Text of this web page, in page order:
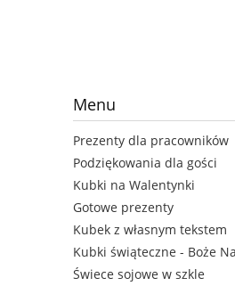
Menu
Prezenty dla pracowników
Podziękowania dla gości
Kubki na Walentynki
Gotowe prezenty
Kubek z własnym tekstem
Kubki świąteczne - Boże
Świece sojowe w szkle